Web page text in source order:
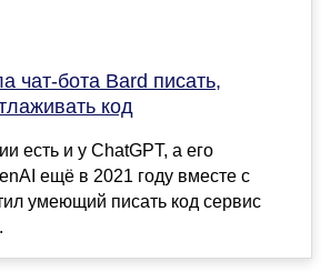
чат-бота Bard писать,
код
есть и у ChatGPT, а его
ещё в 2021 году вместе с
умеющий писать код сервис